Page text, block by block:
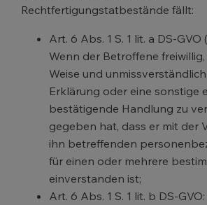
Rechtfertigungstatbestände fällt:
Art. 6 Abs. 1 S. 1 lit. a DS-GVO
Wenn der Betroffene
Weise und
Erklärung oder eine sonstige
bestätigende Handlung zu
gegeben hat, dass er mit der
ihn betreffenden
für einen oder mehrere
einverstanden ist;
Art. 6 Abs. 1 S. 1 lit. b DS-